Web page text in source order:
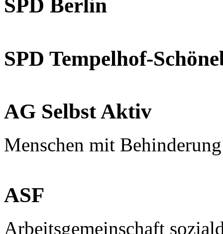
SPD Berlin
SPD Tempelhof-
AG Selbst Aktiv
Menschen mit
ASF
Arbeitsgemeinschaft